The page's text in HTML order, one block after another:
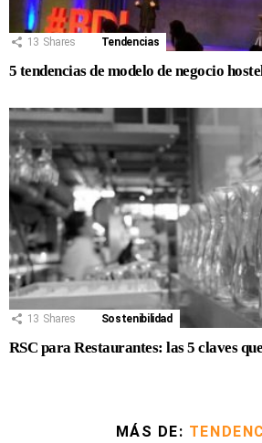
13 Shares Tendencias
5 tendencias de modelo de negocio
13 Shares Sostenibilidad
RSC para Restaurantes: las 5 claves
MÁS DE: